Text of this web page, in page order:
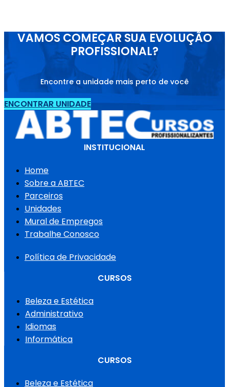
VAMOS COMEÇAR SUA EVOLUÇÃO
PROFISSIONAL?
Encontre a unidade mais perto de você
ENCONTRAR UNIDADE
INSTITUCIONAL
Home
Sobre a ABTEC
Parceiros
Unidades
Mural de Empregos
Trabalhe Conosco
Política de Privacidade
CURSOS
Beleza e Estética
Administrativo
Idiomas
Informática
CURSOS
Beleza e Estética